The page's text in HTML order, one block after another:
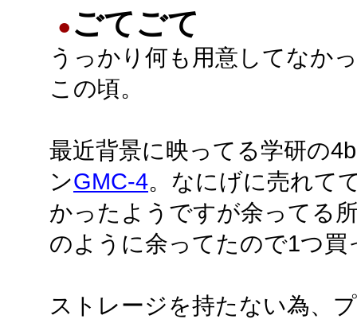
● ごてごて
うっかり何も用意してなか
この頃。
最近背景に映ってる学研の
ンGMC-4。なにげに売れて
かったようですが余ってる
のように余ってたので1つ
ストレージを持たない為、